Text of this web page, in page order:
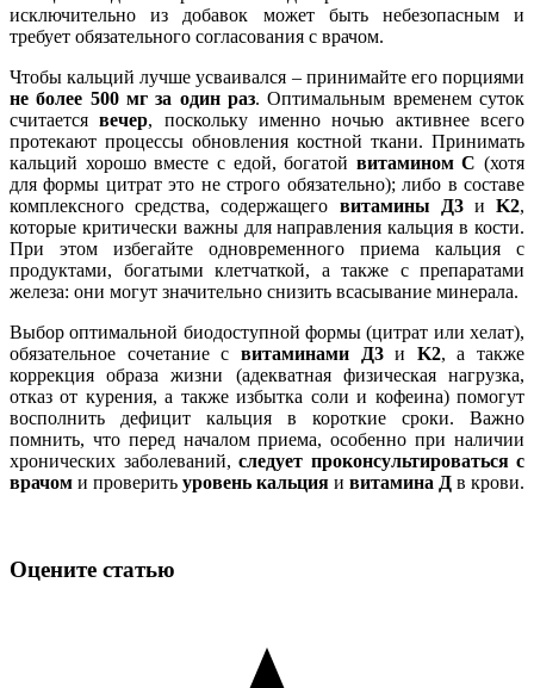
исключительно из добавок может быть небезопасным и
требует обязательного согласования с врачом.
Чтобы кальций лучше усваивался – принимайте его порциями
не более 500 мг за один раз. Оптимальным временем суток
считаетсявечер, поскольку именно ночью активнее всего
протекают процессы обновления костной ткани. Принимать
кальций хорошо вместе с едой, богатой витамином С (хотя
для формы цитрат это не строго обязательно); либо в составе
комплексного средства, содержащего витамины Д3иK2,
которые критически важны для направления кальция в кости.
При этом избегайте одновременного приема кальция с
продуктами, богатыми клетчаткой, а также с препаратами
железа: они могут значительно снизить всасывание минерала.
Выбор оптимальной биодоступной формы (цитрат или хелат),
обязательное сочетание с витаминами Д3и K2, а также
коррекция образа жизни (адекватная физическая нагрузка,
отказ от курения, а также избытка соли и кофеина) помогут
восполнить дефицит кальция в короткие сроки. Важно
помнить, что перед началом приема, особенно при наличии
хронических заболеваний, следует проконсультироваться с
врачом и проверить уровень кальция и витамина Д в крови.
Оцените статью